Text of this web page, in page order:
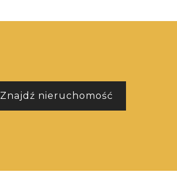
Znajdź nieruchomość